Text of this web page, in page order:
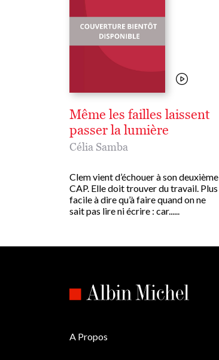
Même les failles laissent
passer la lumière
Célia Samba
Clem vient d’échouer à son deuxième
CAP. Elle doit trouver du travail. Plus
facile à dire qu’à faire quand on ne
sait pas lire ni écrire : car......
A Propos